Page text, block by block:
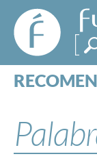
FundéuRAE
- Fundación
del Español
Urgente